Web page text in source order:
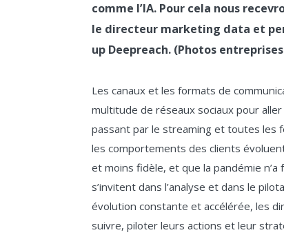
comme l’IA. Pour cela nous
le directeur marketing data et
up Deepreach. (Photos
Les canaux et les formats de
multitude de réseaux sociaux pour
passant par le streaming et toutes les
les comportements des clients
et moins fidèle, et que la pandémie n’a
s’invitent dans l’analyse et dans le
évolution constante et accélérée, les
suivre, piloter leurs actions et leur